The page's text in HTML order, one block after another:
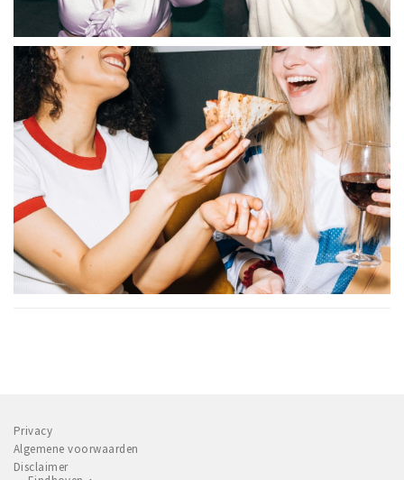
Privacy
Algemene voorwaarden
Disclaimer